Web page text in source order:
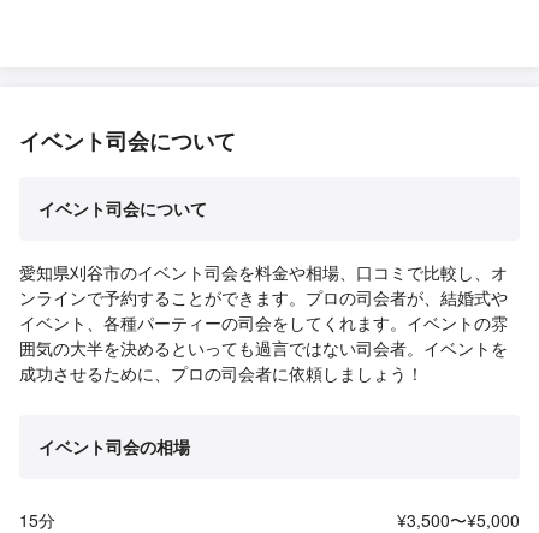
イベント司会について
イベント司会について
愛知県刈谷市のイベント司会を料金や相場、口コミで比較し、オ
ンラインで予約することができます。プロの司会者が、結婚式や
イベント、各種パーティーの司会をしてくれます。イベントの雰
囲気の大半を決めるといっても過言ではない司会者。イベントを
成功させるために、プロの司会者に依頼しましょう！
イベント司会の相場
15分 ¥3,500〜¥5,000